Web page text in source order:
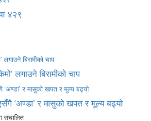
४२९
लगाउने बिरामीको चाप
‘अण्डा’ र मासुको खपत र मूल्य बढ्यो
संचालित